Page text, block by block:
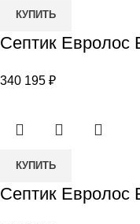
Количество
Септик
БИО
КУПИТЬ
Септик Евролос
340 195 ₽
Количество
Септик
КУПИТЬ
Септик Евролос